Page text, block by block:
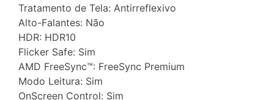
Tratamento de Tela: Antirreflexivo
Alto-Falantes: Não
HDR: HDR10
Flicker Safe: Sim
AMD FreeSync™: FreeSync Premium
Modo Leitura: Sim
OnScreen Control: Sim